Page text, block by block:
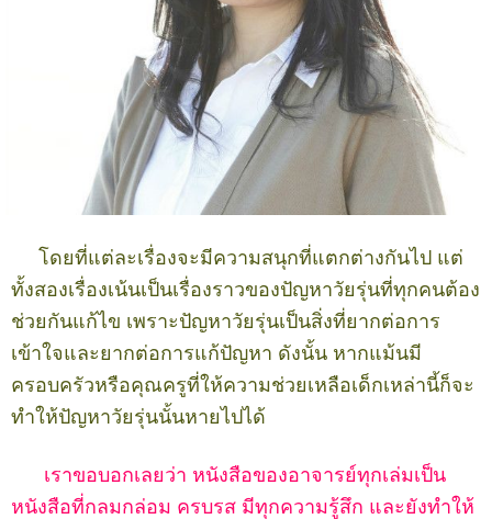
โดยที่แต่ละเรื่องจะมีความสนุกที่แตกต่างกันไป แต่
ทั้งสองเรื่องเน้นเป็นเรื่องราวของปัญหาวัยรุ่นที่ทุกคนต้อง
ช่วยกันแก้ไข เพราะปัญหาวัยรุ่นเป็นสิ่งที่ยากต่อการ
เข้าใจและยากต่อการแก้ปัญหา ดังนั้น หากแม้นมี
ครอบครัวหรือคุณครูที่ให้ความช่วยเหลือเด็กเหล่านี้ก็จะ
ทำให้ปัญหาวัยรุ่นนั้นหายไปได้
เราขอบอกเลยว่า หนังสือของอาจารย์ทุกเล่มเป็น
หนังสือที่กลมกล่อม ครบรส มีทุกความรู้สึก และยังทำให้